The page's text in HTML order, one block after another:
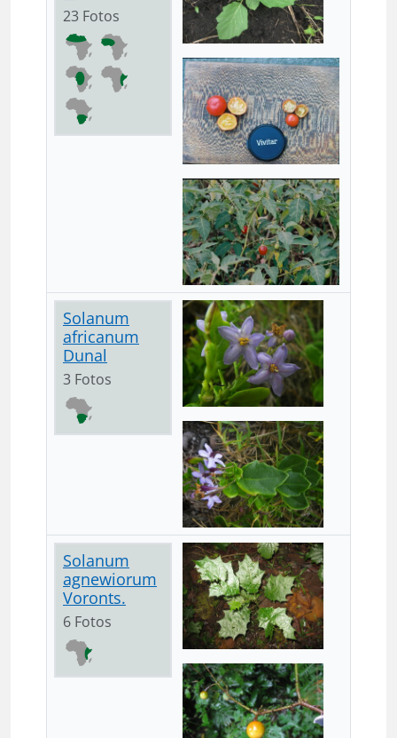
23 Fotos
Solanum
africanum
Dunal
3 Fotos
Solanum
agnewiorum
Voronts.
6 Fotos